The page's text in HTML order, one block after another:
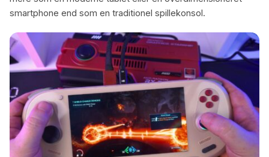
smartphone end som en traditionel spillekonsol.